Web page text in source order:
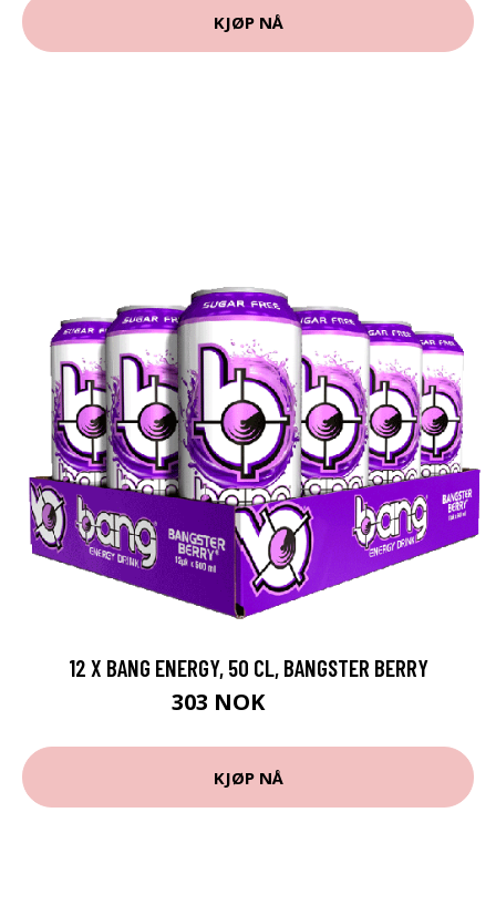
KJØP NÅ
12 X BANG ENERGY, 50 CL, BANGSTER BERRY
303 NOK
KJØP NÅ